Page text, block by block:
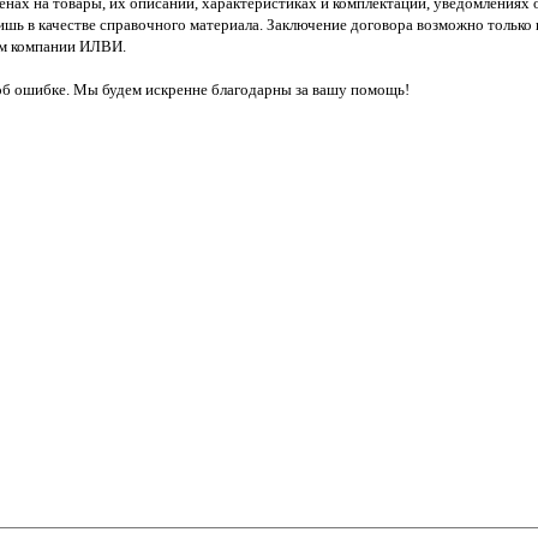
в качестве справочного материала. Заключение договора возможно
компании ИЛВИ.
ошибке. Мы будем искренне благодарны за вашу помощь!